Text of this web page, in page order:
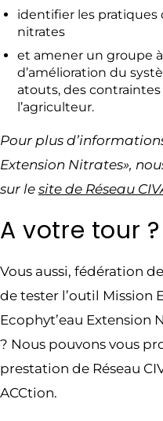
identifier les pratiques
nitrates
et amener un groupe
d’amélioration du
atouts, des
l’agriculteur.
Pour plus
Extension Nitrates»,
sur le site de Réseau
A votre tour ?
Vous aussi, fédération
de tester l’outil Mission
Ecophyt’eau Extension
? Nous pouvons vous
prestation de Réseau
ACCtion.